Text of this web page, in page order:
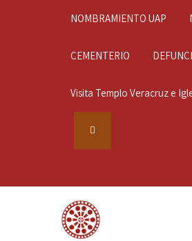
NOMBRAMIENTO UAP
CEMENTERIO
Visita Templo Veracruz e